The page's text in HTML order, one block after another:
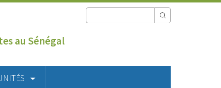
au Sénégal